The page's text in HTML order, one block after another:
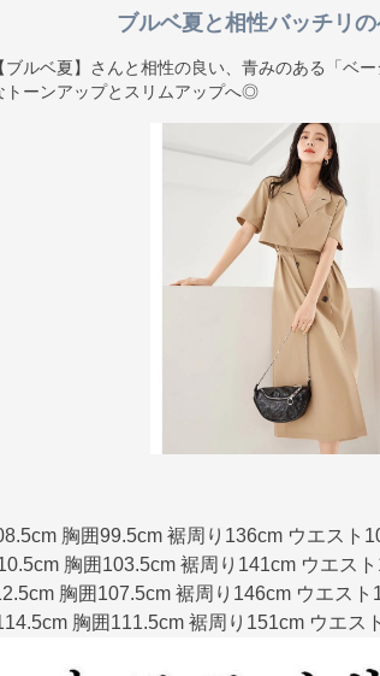
ブルベ夏と相性バッチリ
ブルベ夏】さんと相性の良い、青みのある「ベ
トーンアップとスリムアップへ◎
胸囲99.5cm 裾周り136cm ウエスト
胸囲103.5cm 裾周り141cm ウエス
胸囲107.5cm 裾周り146cm ウエスト